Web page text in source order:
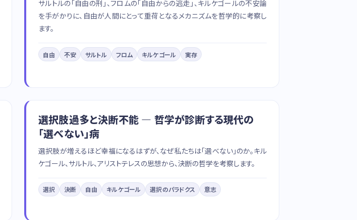
サルトルの「自由の刑」、フロムの「自由からの逃走」、キルケゴールの不安論
を手がかりに、自由が人間にとって重荷となるメカニズムを哲学的に考察し
ます。
自由 不安 サルトル フロム キルケゴール 実存
選択肢過多と決断不能 — 哲学が診断する現代の
「選べない」病
選択肢が増えるほど幸福になるはずが、なぜ私たちは「選べない」のか。キル
ケゴール、サルトル、アリストテレスの思想から、決断の哲学を考察します。
選択 決断 自由 キルケゴール 選択のパラドクス 意志